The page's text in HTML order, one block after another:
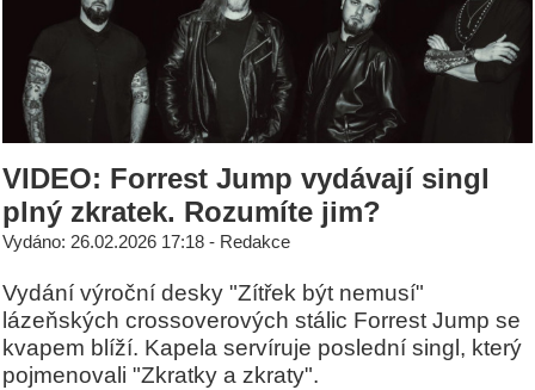
VIDEO: Forrest Jump vydávají singl
plný zkratek. Rozumíte jim?
Vydáno: 26.02.2026 17:18 - Redakce
Vydání výroční desky "Zítřek být nemusí"
lázeňských crossoverových stálic Forrest Jump se
kvapem blíží. Kapela servíruje poslední singl, který
pojmenovali "Zkratky a zkraty".